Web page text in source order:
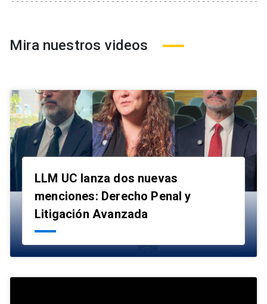
Mira nuestros videos
LLM UC lanza dos nuevas
menciones: Derecho Penal y
Litigación Avanzada